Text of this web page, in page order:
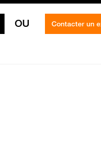
OU Contacter un